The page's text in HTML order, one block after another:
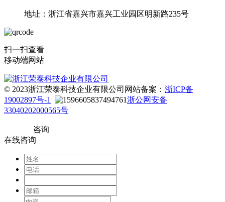
地址：浙江省嘉兴市嘉兴工业园区明新路235号
扫一扫查看
移动端网站
© 2023浙江荣泰科技企业有限公司 网站备案： 浙ICP备
19002897号-1
浙公网安备
33040202000565号
咨询
在线咨询